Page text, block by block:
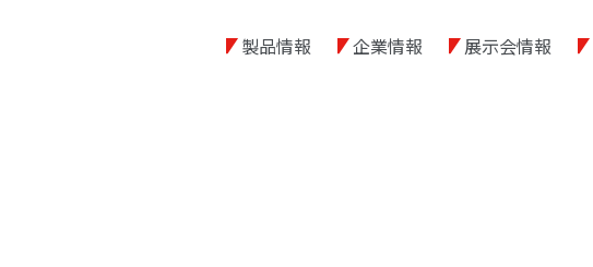
製品情報 企業情報 展示会情報